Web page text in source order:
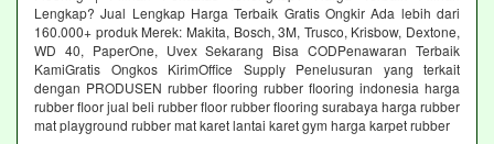
Lengkap? Jual Lengkap Harga Terbaik Gratis Ongkir Ada lebih dari
160.000+ produk Merek: Makita, Bosch, 3M, Trusco, Krisbow, Dextone,
WD 40, PaperOne, Uvex Sekarang Bisa CODPenawaran Terbaik
KamiGratis Ongkos KirimOffice Supply Penelusuran yang terkait
dengan PRODUSEN rubber flooring rubber flooring indonesia harga
rubber floor jual beli rubber floor rubber flooring surabaya harga rubber
mat playground rubber mat karet lantai karet gym harga karpet rubber